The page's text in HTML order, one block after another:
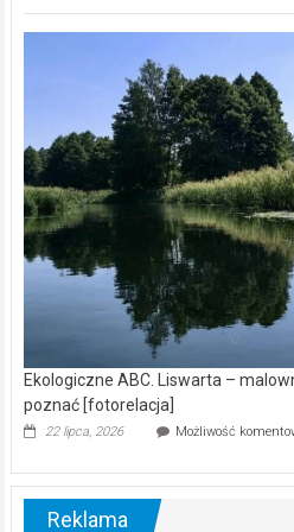
Ekologiczne ABC. Liswarta –
poznać [fotorelacja]
22 lipca, 2026 Możliwość
Reklama